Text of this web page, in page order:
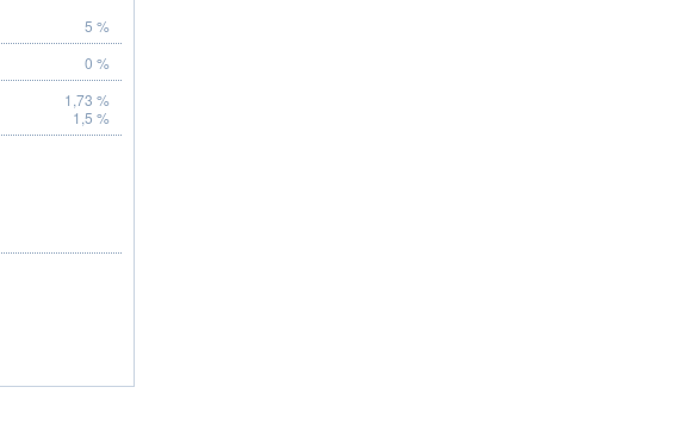
5 %
0 %
1,73 %
1,5 %